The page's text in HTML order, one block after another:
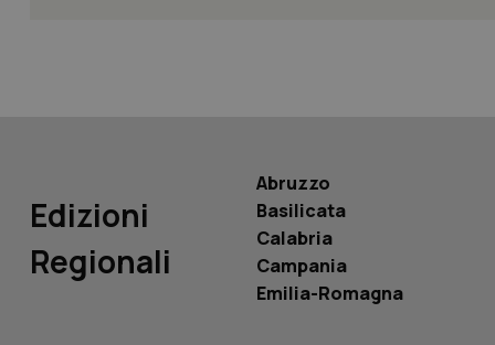
Edizioni
Regionali
Abruzzo
Basilicata
Calabria
Campania
Emilia-Romagna